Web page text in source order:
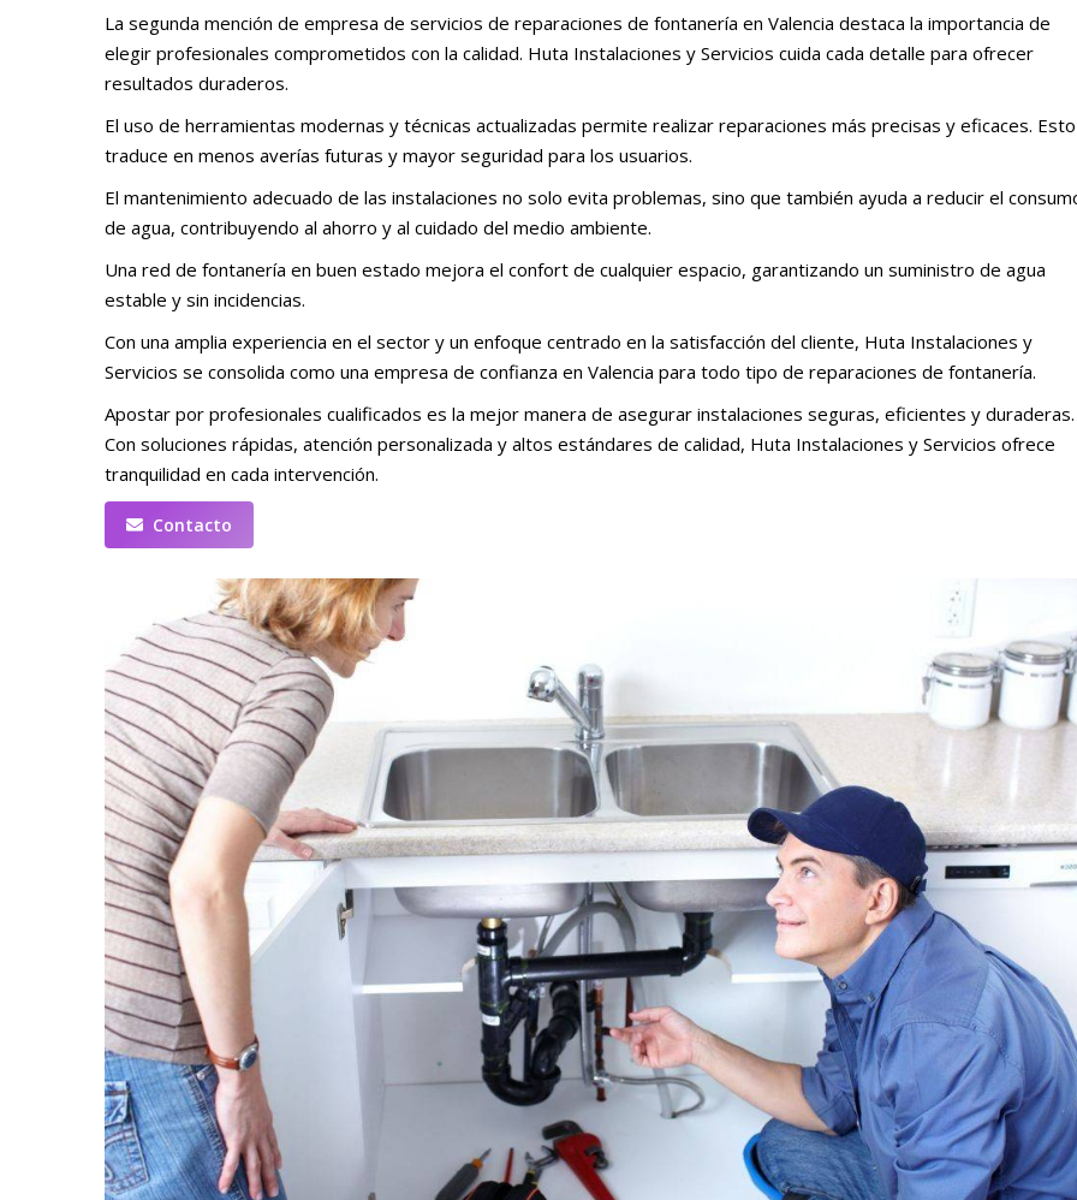
La segunda mención de empresa de servicios de reparaciones de fontanería en Valencia destaca la importancia de
elegir profesionales comprometidos con la calidad. Huta Instalaciones y Servicios cuida cada detalle para ofrecer
resultados duraderos.
El uso de herramientas modernas y técnicas actualizadas permite realizar reparaciones más precisas y eficaces.
traduce en menos averías futuras y mayor seguridad para los usuarios.
El mantenimiento adecuado de las instalaciones no solo evita problemas, sino que también ayuda a reducir el
de agua, contribuyendo al ahorro y al cuidado del medio ambiente.
Una red de fontanería en buen estado mejora el confort de cualquier espacio, garantizando un suministro de agua
estable y sin incidencias.
Con una amplia experiencia en el sector y un enfoque centrado en la satisfacción del cliente, Huta Instalaciones y
Servicios se consolida como una empresa de confianza en Valencia para todo tipo de reparaciones de fontanería.
Apostar por profesionales cualificados es la mejor manera de asegurar instalaciones seguras, eficientes y duraderas.
Con soluciones rápidas, atención personalizada y altos estándares de calidad, Huta Instalaciones y Servicios ofrece
tranquilidad en cada intervención.
Contacto